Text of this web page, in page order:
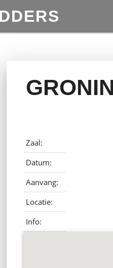
Zaal:
Datum:
Aanvang:
Locatie:
Info: